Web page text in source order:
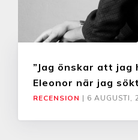
”Jag önskar att
Eleonor när jag
RECENSION | 6 AUGUSTI,